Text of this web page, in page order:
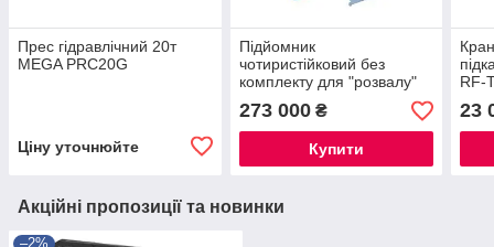
Прес гідравлічний 20т
MEGA PRC20G
Ціну уточнюйте
Підйомник
чотиристійковий без
комплекту для "розвалу"
Trommelberg TST 455C (5
т)
273 000₴
Купити
RF-
23
Акційні пропозиції та новинки
–2%